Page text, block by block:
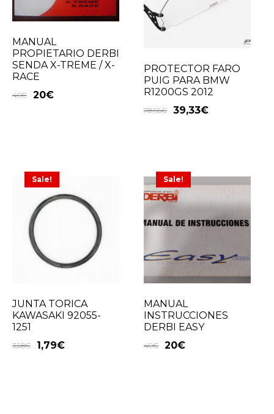
MANUAL
PROPIETARIO DERBI
SENDA X-TREME / X-
RACE
40€ 20€
PROTECTOR FARO
PUIG PARA BMW
R1200GS 2012
78,65€ 39,33€
Sale!
JUNTA TORICA
KAWASAKI 92055-
1251
3,58€ 1,79€
Sale!
MANUAL
INSTRUCCIONES
DERBI EASY
40€ 20€